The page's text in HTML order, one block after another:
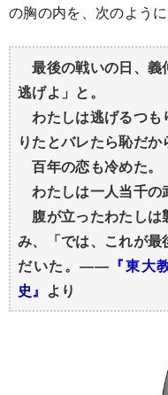
の胸の内を、次のように
最後の戦いの日、義
逃げよ」と。
わたしは逃げるつも
りたとバレたら恥だか
百年の恋も冷めた。
わたしは一人当千の
腹が立ったわたしは
み、「では、これが最
だいた。―― 『東大
史』 より